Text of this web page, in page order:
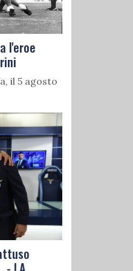
l'eroe
il 5 agosto